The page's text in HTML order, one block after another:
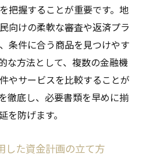
把握することが重要です。地
向けの柔軟な審査や返済プラ
条件に合う商品を見つけやす
な方法として、複数の金融機
やサービスを比較することが
徹底し、必要書類を早めに揃
を防げます。
した資金計画の立て方